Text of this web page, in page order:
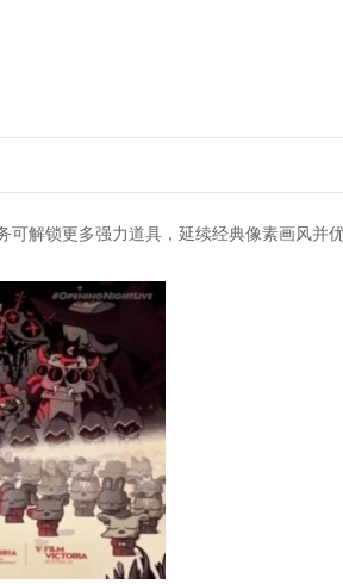
可解锁更多强力道具，延续经典像素画风并